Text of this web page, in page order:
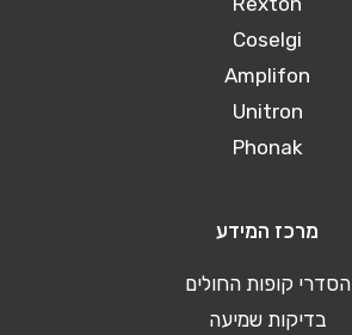
Coselgi
Amplifon
Unitron
Phonak
מרכז המידע
הסדרי קופות החולים
בדיקות שמיעה